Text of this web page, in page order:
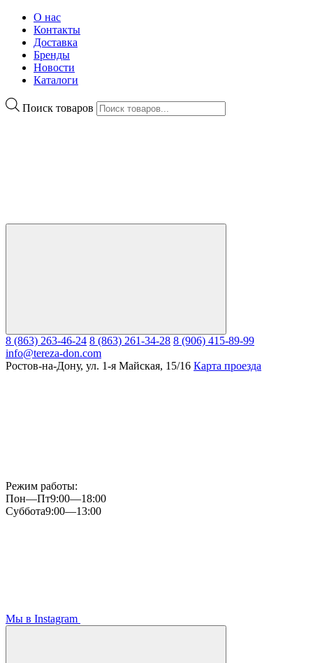
О нас
Контакты
Доставка
Бренды
Новости
Каталоги
Поиск товаров
8 (863) 263-46-24 8 (863) 261-34-28 8 (906) 415-89-99
info@tereza-don.com
Ростов-на-Дону, ул. 1-я Майская, 15/16 Карта проезда
Режим работы:
Пон—Пт9:00—18:00
Суббота9:00—13:00
Мы в Instagram